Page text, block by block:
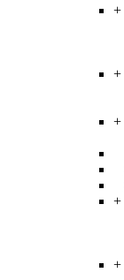
+
+
+
+
+